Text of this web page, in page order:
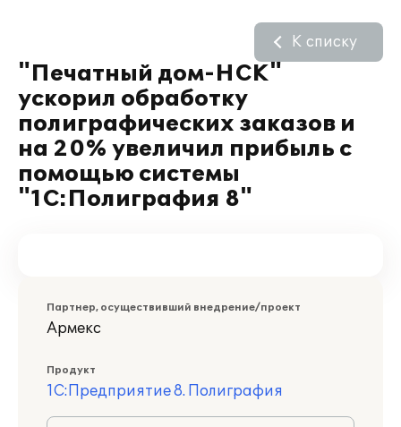
"Печатный дом-НСК"
ускорил обработку
полиграфических заказов и
на 20% увеличил прибыль с
помощью системы
"1С:Полиграфия 8"
К списку
Партнер, осуществивший внедрение/проект
Армекс
Продукт
1С:Предприятие 8. Полиграфия